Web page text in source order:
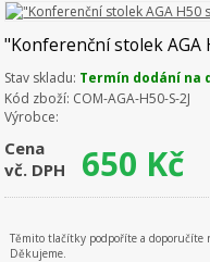
"Konferenční stolek AGA
Stav skladu: Termín dodání na
Kód zboží: COM-AGA-H50-S-2J
Výrobce:
Cena
vč. DPH
650 Kč
Těmito tlačítky podpoříte a
Děkujeme.